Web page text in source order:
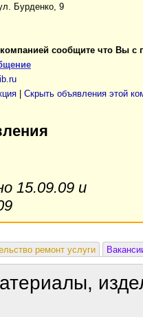
Бурденко, 9
сообщите что Вы с
| Скрыть объявления этой
15.09.09 и
ремонт услуги